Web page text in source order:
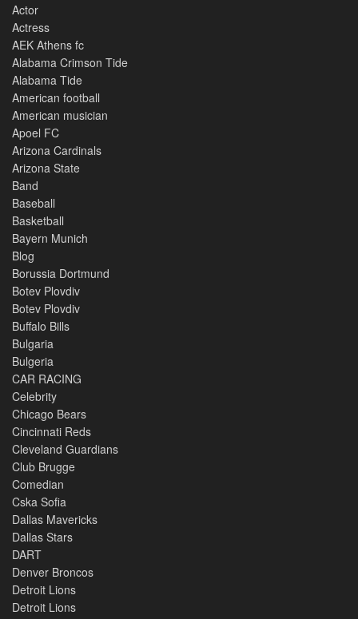
Actor
Actress
AEK Athens fc
Alabama Crimson Tide
Alabama Tide
American football
American musician
Apoel FC
Arizona Cardinals
Arizona State
Band
Baseball
Basketball
Bayern Munich
Blog
Borussia Dortmund
Botev Plovdiv
Botev Plovdiv
Buffalo Bills
Bulgaria
Bulgeria
CAR RACING
Celebrity
Chicago Bears
Cincinnati Reds
Cleveland Guardians
Club Brugge
Comedian
Cska Sofia
Dallas Mavericks
Dallas Stars
DART
Denver Broncos
Detroit Lions
Detroit Lions